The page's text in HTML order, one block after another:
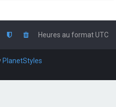
Heures au formatUTC
PlanetStyles